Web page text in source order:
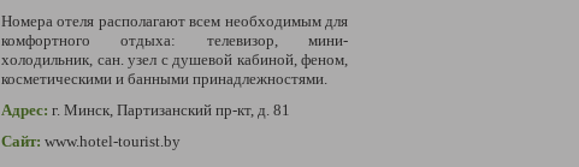
Номера отеля располагают всем необходимым для
комфортного отдыха: телевизор, мини-
холодильник, сан. узел с душевой кабиной, феном,
косметическими и банными принадлежностями.
Адрес: г. Минск, Партизанский пр-кт, д. 81
Сайт: www.hotel-tourist.by